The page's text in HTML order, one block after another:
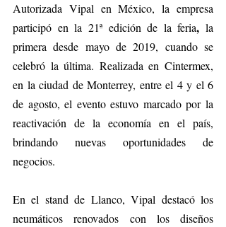
Autorizada Vipal en México, la empresa
participó en la 21ª edición de la feria, la
primera desde mayo de 2019, cuando se
celebró la última. Realizada en Cintermex,
en la ciudad de Monterrey, entre el 4 y el 6
de agosto, el evento estuvo marcado por la
reactivación de la economía en el país,
brindando nuevas oportunidades de
negocios.
En el stand de Llanco, Vipal destacó los
neumáticos renovados con los diseños